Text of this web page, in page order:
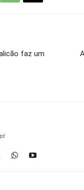
faz um